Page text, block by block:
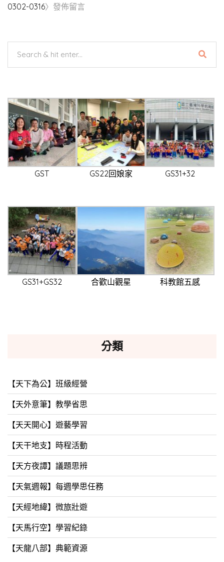
0302-0316〉發佈留言
GST GS22回娘家 GS31+32
GS31+GS32 合歡山觀星 科教館五感
分類
【天下為公】班級經營
【天外意筆】教學省思
【天天開心】遊藝學習
【天干地支】時程活動
【天方夜譚】議題思辨
【天氣週報】每週學思任務
【天經地緯】微旅壯遊
【天馬行空】學習紀錄
【天龍八部】典範資源